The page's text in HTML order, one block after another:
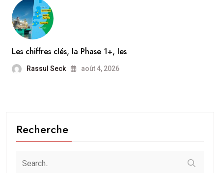
Les chiffres clés, la Phase 1+, les
Rassul Seck août 4, 2026
Recherche